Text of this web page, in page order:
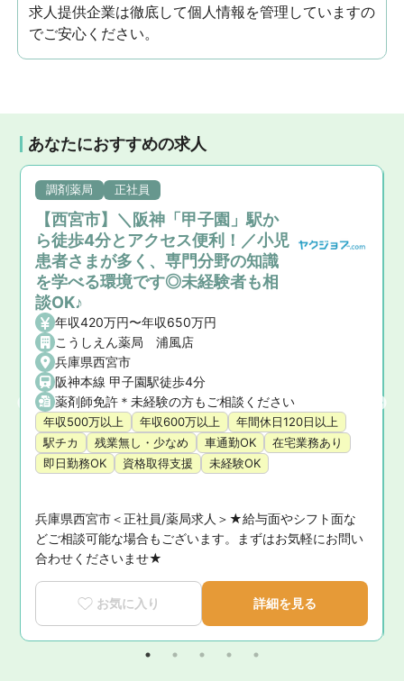
求人提供企業は徹底して個人情報を管理していますの
でご安心ください。
あなたにおすすめの求人
調剤薬局 正社員
【西宮市】＼阪神「甲子園」駅か
ら徒歩4分とアクセス便利！／小児
患者さまが多く、専門分野の知識
を学べる環境です◎未経験者も相
談OK♪
年収420万円〜年収650万円
こうしえん薬局 浦風店
兵庫県西宮市
阪神本線 甲子園駅徒歩4分
薬剤師免許＊未経験の方もご相談ください
年収500万以上 年収600万以上
年間休日120日以上
駅チカ
残業無し・少なめ 車通勤OK
在宅業務あり
即日勤務OK
資格取得支援 未経験OK
兵庫県西宮市＜正社員/薬局求人＞★給与面やシフト面な
どご相談可能な場合もございます。まずはお気軽にお問い
合わせくださいませ★
お気に入り 詳細を見る